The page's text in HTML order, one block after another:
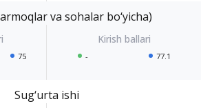
va sohalar bo‘yicha)
75 - 77.1
Sug‘urta ishi